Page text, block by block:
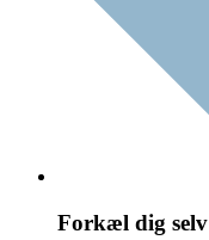
Forkæl dig selv